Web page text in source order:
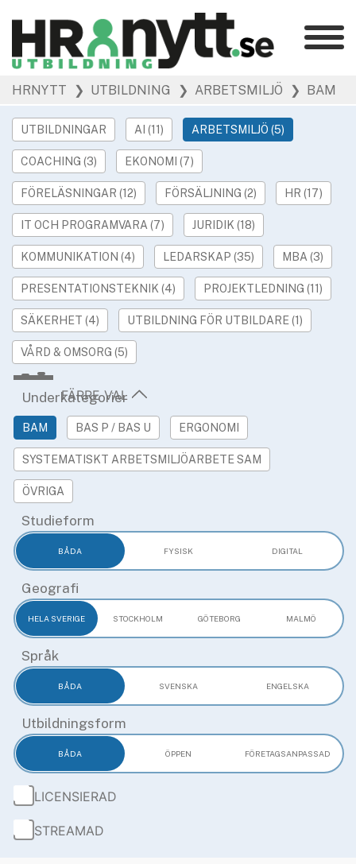
Kategorier
HR Barometer »
HR-yrket
Ledarskap
Arbetsmiljö
Rekrytering »
Hållbarhet
Podcast »
Event »
Våra övriga sajter
Utbildning
Rekryteringsguiden
HRNYTT ❯ UTBILDNING ❯ ARBETSMILJÖ ❯ BAM
UTBILDNINGAR AI (11) ARBETSMILJÖ (5)
COACHING (3) EKONOMI (7)
FÖRELÄSNINGAR (12) FÖRSÄLJNING (2) HR (17)
IT OCH PROGRAMVARA (7) JURIDIK (18)
KOMMUNIKATION (4) LEDARSKAP (35) MBA (3)
PRESENTATIONSTEKNIK (4) PROJEKTLEDNING (11)
SÄKERHET (4) UTBILDNING FÖR UTBILDARE (1)
VÅRD & OMSORG (5)
Underkategorier
BAM BAS P / BAS U ERGONOMI
SYSTEMATISKT ARBETSMILJÖARBETE SAM
ÖVRIGA
Studieform
BÅDA FYSISK DIGITAL
Geografi
HELA SVERIGE STOCKHOLM GÖTEBORG MALMÖ
Språk
BÅDA SVENSKA ENGELSKA
Utbildningsform
BÅDA ÖPPEN FÖRETAGS­ANPASSAD
LICENSIERAD
STREAMAD